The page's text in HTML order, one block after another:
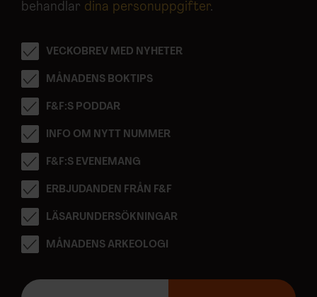
behandlar dina personuppgifter.
VECKOBREV MED NYHETER
MÅNADENS BOKTIPS
F&F:S PODDAR
INFO OM NYTT NUMMER
F&F:S EVENEMANG
ERBJUDANDEN FRÅN F&F
LÄSARUNDERSÖKNINGAR
MÅNADENS ARKEOLOGI
E